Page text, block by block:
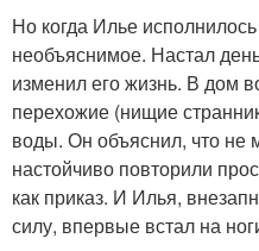
Но когда Илье
необъяснимое. Настал
изменил его жизнь. В дом
перехожие (нищие
воды. Он объяснил, что не
настойчиво повторили
как приказ. И Илья,
силу, впервые встал на